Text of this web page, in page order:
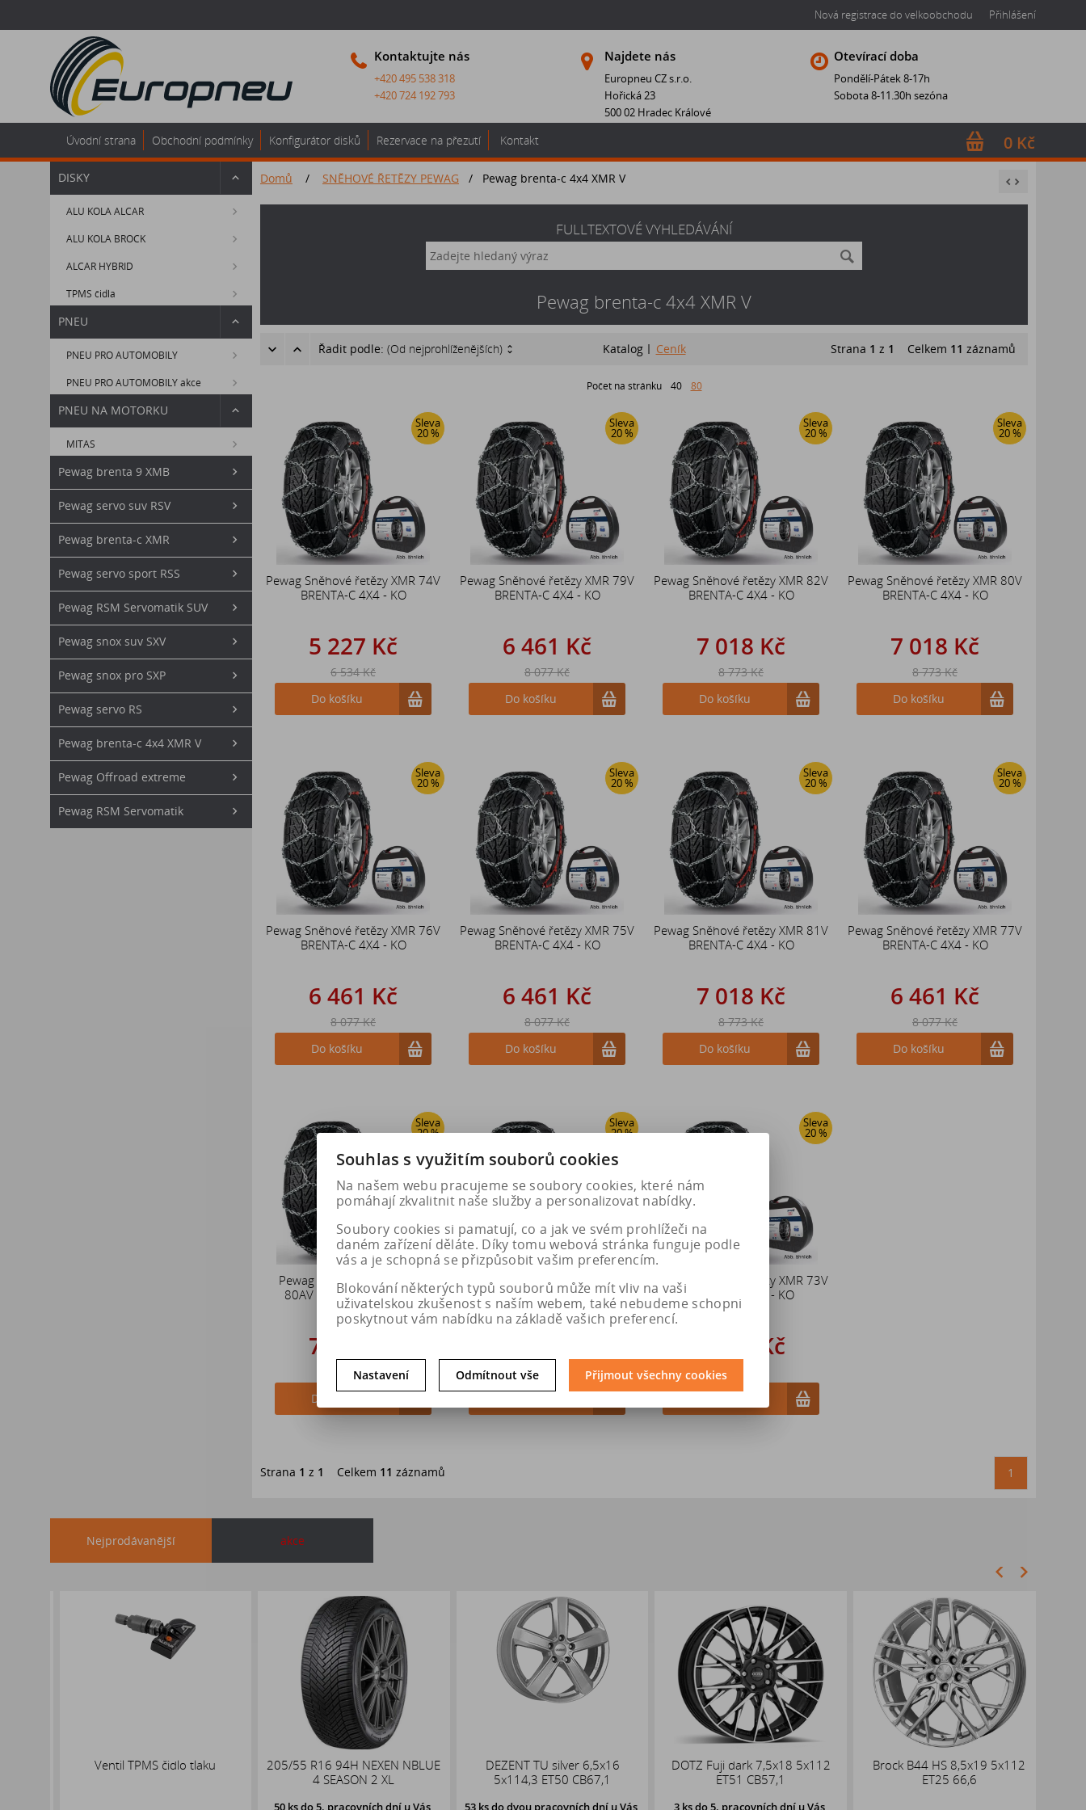
Nová registrace do velkoobchodu Přihlášení
Kontaktujte nás
+420 495 538 318
+420 724 192 793
Najdete nás
Europneu CZ s.r.o.
Hořická 23
500 02 Hradec Králové
Otevírací doba
Pondělí-Pátek 8-17h
Sobota 8-11.30h sezóna
0 Kč
Úvodní strana Obchodní podmínky Konfigurátor disků Rezervace na přezutí Kontakt
DISKY
ALU KOLA ALCAR
ALU KOLA BROCK
ALCAR HYBRID
TPMS čidla
PNEU
PNEU PRO AUTOMOBILY
PNEU PRO AUTOMOBILY akce
PNEU NA MOTORKU
MITAS
Pewag brenta 9 XMB
Pewag servo suv RSV
Pewag brenta-c XMR
Pewag servo sport RSS
Pewag RSM Servomatik SUV
Pewag snox suv SXV
Pewag snox pro SXP
Pewag servo RS
Pewag brenta-c 4x4 XMR V
Pewag Offroad extreme
Pewag RSM Servomatik
Domů / SNĚHOVÉ ŘETĚZY PEWAG / Pewag brenta-c 4x4 XMR V
FULLTEXTOVÉ VYHLEDÁVÁNÍ
Pewag brenta-c 4x4 XMR V
Řadit podle: (Od nejprohlíženějších) Katalog Ceník Strana 1 z 1 Celkem 11 záznamů
Počet na stránku 40 80
Sleva
20 %
Pewag Sněhové řetězy XMR 74V
BRENTA-C 4X4 - KO
5 227 Kč
6 534 Kč
Do košíku
Sleva
20 %
Pewag Sněhové řetězy XMR 79V
BRENTA-C 4X4 - KO
6 461 Kč
8 077 Kč
Do košíku
Sleva
20 %
Pewag Sněhové řetězy XMR 82V
BRENTA-C 4X4 - KO
7 018 Kč
8 773 Kč
Do košíku
Sleva
20 %
Pewag Sněhové řetězy XMR 80V
BRENTA-C 4X4 - KO
7 018 Kč
8 773 Kč
Do košíku
Sleva
20 %
Pewag Sněhové řetězy XMR 76V
BRENTA-C 4X4 - KO
6 461 Kč
8 077 Kč
Do košíku
Sleva
20 %
Pewag Sněhové řetězy XMR 75V
BRENTA-C 4X4 - KO
6 461 Kč
8 077 Kč
Do košíku
Sleva
20 %
Pewag Sněhové řetězy XMR 81V
BRENTA-C 4X4 - KO
7 018 Kč
8 773 Kč
Do košíku
Sleva
20 %
Pewag Sněhové řetězy XMR 77V
BRENTA-C 4X4 - KO
6 461 Kč
8 077 Kč
Do košíku
Sleva
20 %
Pewag Sněhové řetězy XMR
80AV BRENTA-C 4X4 - KO
7 018 Kč
8 773 Kč
Do košíku
Sleva
20 %
Pewag Sněhové řetězy XMR 69V
BRENTA-C 4X4 - KO
6 534 Kč
Sleva
20 %
Pewag Sněhové řetězy XMR 73V
BRENTA-C 4X4 - KO
5 227 Kč
6 534 Kč
Strana 1 z 1 Celkem 11 záznamů 1
Nejprodávanější akce
Ventil TPMS čidlo tlaku
205/55 R16 94H NEXEN NBLUE
4 SEASON 2 XL
50 ksdo 5. pracovních dní u Vás,
DEZENT TU silver 6,5x16
5x114,3 ET50 CB67,1
53 ksdo dvou pracovních dní u Vás,
DOTZ Fuji dark 7,5x18 5x112
ET51 CB57,1
3 ksdo 5. pracovních dní u Vás,
Brock B44 HS 8,5x19 5x112
ET25 66,6
Souhlas s využitím souborů cookies
Na našem webu pracujeme se soubory cookies, které nám
pomáhají zkvalitnit naše služby a personalizovat nabídky.
Soubory cookies si pamatují, co a jak ve svém prohlížeči na
daném zařízení děláte. Díky tomu webová stránka funguje podle
vás a je schopná se přizpůsobit vašim preferencím.
Blokování některých typů souborů může mít vliv na vaši
uživatelskou zkušenost s naším webem, také nebudeme schopni
poskytnout vám nabídku na základě vašich preferencí.
Nastavení Odmítnout vše Přijmout všechny cookies